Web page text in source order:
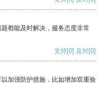
都能及时解决，服务态度非常
支持[0] 反对[0]
加强防护措施，比如增加双重验